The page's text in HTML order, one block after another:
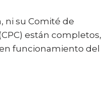
ni su Comité de
están completos,
funcionamiento del